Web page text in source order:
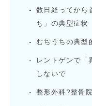
数日経ってから
ち」の典型症状
むちうちの典型
レントゲンで「
しないで
整形外科?整骨